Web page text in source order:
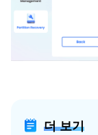
더 보기